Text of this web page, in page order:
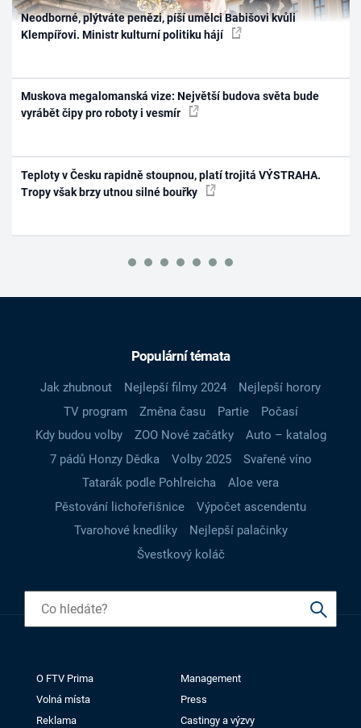
Neodborné, plýtváte penězi, píší umělci Babišovi kvůli
Klempířovi. Ministr kulturní politiku hájí
Muskova megalomanská vize: Největší budova světa bude
vyrábět čipy pro roboty i vesmír
Teploty v Česku rapidně stoupnou, platí trojitá VÝSTRAHA.
Tropy však brzy utnou silné bouřky
Populární témata
Jak zhubnout Nejlepší filmy 2024
Nejlepší horory
TV program
Změna času Partie
Počasí
Kdy budou volby
ZOO Nové začátky
Auto – katalog
7 pádů Honzy Dědka
Volby 2025
Svařené víno
Tatarák podle Pohlreicha
Aloe vera
Pěstování lichořeřišnice
Výpočet ascendentu
Tvarohové knedlíky
Nejlepší palačinky
Švestkový koláč
O FTV Prima
Management
Volná místa
Press
Reklama
Castingy a výzvy